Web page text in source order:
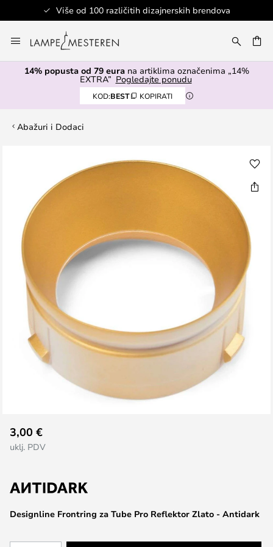
Više od 100 različitih dizajnerskih brendova
to
Content
14% popusta od 79 eurana artiklima označenima „14%
EXTRA” Pogledajte ponudu
KOD:BEST KOPIRATI
Abažuri i Dodaci
images
gallery
to
the
the
images
Designline Frontring za Tube Pro Reflektor Zlato - Antidark
3,00 €
uklj. PDV